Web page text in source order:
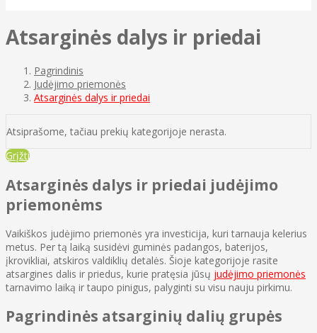
Atsarginės dalys ir priedai
Pagrindinis
Judėjimo priemonės
Atsarginės dalys ir priedai
Atsiprašome, tačiau prekių kategorijoje nerasta.
Grįžti
Atsarginės dalys ir priedai judėjimo
priemonėms
Vaikiškos judėjimo priemonės yra investicija, kuri tarnauja kelerius
metus. Per tą laiką susidėvi guminės padangos, baterijos,
įkrovikliai, atskiros valdiklių detalės. Šioje kategorijoje rasite
atsargines dalis ir priedus, kurie pratęsia jūsų judėjimo priemonės
tarnavimo laiką ir taupo pinigus, palyginti su visu nauju pirkimu.
Pagrindinės atsarginių dalių grupės